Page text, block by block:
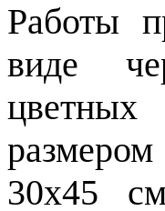
Работы
виде
30х45